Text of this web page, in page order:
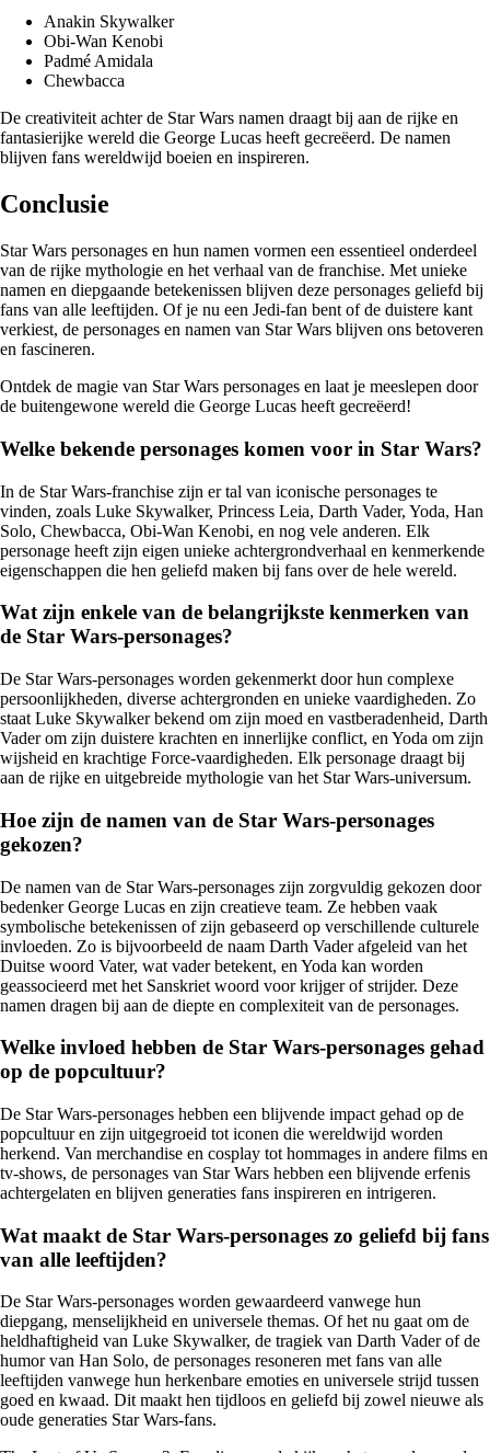
Anakin Skywalker
Obi-Wan Kenobi
Padmé Amidala
Chewbacca
De creativiteit achter de Star Wars namen draagt bij aan de rijke en
fantasierijke wereld die George Lucas heeft gecreëerd. De namen
blijven fans wereldwijd boeien en inspireren.
Conclusie
Star Wars personages en hun namen vormen een essentieel onderdeel
van de rijke mythologie en het verhaal van de franchise. Met unieke
namen en diepgaande betekenissen blijven deze personages geliefd bij
fans van alle leeftijden. Of je nu een Jedi-fan bent of de duistere kant
verkiest, de personages en namen van Star Wars blijven ons betoveren
en fascineren.
Ontdek de magie van Star Wars personages en laat je meeslepen door
de buitengewone wereld die George Lucas heeft gecreëerd!
Welke bekende personages komen voor in Star Wars?
In de Star Wars-franchise zijn er tal van iconische personages te
vinden, zoals Luke Skywalker, Princess Leia, Darth Vader, Yoda, Han
Solo, Chewbacca, Obi-Wan Kenobi, en nog vele anderen. Elk
personage heeft zijn eigen unieke achtergrondverhaal en kenmerkende
eigenschappen die hen geliefd maken bij fans over de hele wereld.
Wat zijn enkele van de belangrijkste kenmerken van
de Star Wars-personages?
De Star Wars-personages worden gekenmerkt door hun complexe
persoonlijkheden, diverse achtergronden en unieke vaardigheden. Zo
staat Luke Skywalker bekend om zijn moed en vastberadenheid, Darth
Vader om zijn duistere krachten en innerlijke conflict, en Yoda om zijn
wijsheid en krachtige Force-vaardigheden. Elk personage draagt bij
aan de rijke en uitgebreide mythologie van het Star Wars-universum.
Hoe zijn de namen van de Star Wars-personages
gekozen?
De namen van de Star Wars-personages zijn zorgvuldig gekozen door
bedenker George Lucas en zijn creatieve team. Ze hebben vaak
symbolische betekenissen of zijn gebaseerd op verschillende culturele
invloeden. Zo is bijvoorbeeld de naam Darth Vader afgeleid van het
Duitse woord Vater, wat vader betekent, en Yoda kan worden
geassocieerd met het Sanskriet woord voor krijger of strijder. Deze
namen dragen bij aan de diepte en complexiteit van de personages.
Welke invloed hebben de Star Wars-personages gehad
op de popcultuur?
De Star Wars-personages hebben een blijvende impact gehad op de
popcultuur en zijn uitgegroeid tot iconen die wereldwijd worden
herkend. Van merchandise en cosplay tot hommages in andere films en
tv-shows, de personages van Star Wars hebben een blijvende erfenis
achtergelaten en blijven generaties fans inspireren en intrigeren.
Wat maakt de Star Wars-personages zo geliefd bij fans
van alle leeftijden?
De Star Wars-personages worden gewaardeerd vanwege hun
diepgang, menselijkheid en universele themas. Of het nu gaat om de
heldhaftigheid van Luke Skywalker, de tragiek van Darth Vader of de
humor van Han Solo, de personages resoneren met fans van alle
leeftijden vanwege hun herkenbare emoties en universele strijd tussen
goed en kwaad. Dit maakt hen tijdloos en geliefd bij zowel nieuwe als
oude generaties Star Wars-fans.